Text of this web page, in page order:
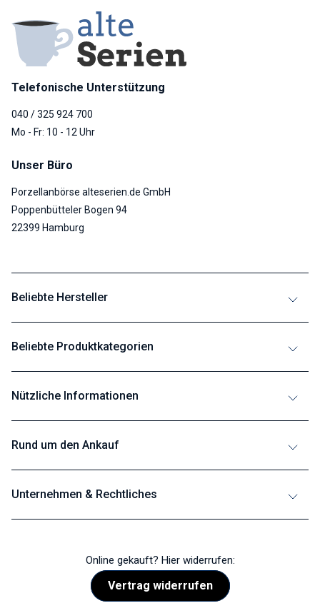
Telefonische Unterstützung
040 / 325 924 700
Mo - Fr: 10 - 12 Uhr
Unser Büro
Porzellanbörse alteserien.de GmbH
Poppenbütteler Bogen 94
22399 Hamburg
Beliebte Hersteller
Beliebte Produktkategorien
Nützliche Informationen
Rund um den Ankauf
Unternehmen & Rechtliches
Online gekauft? Hier widerrufen:
Vertrag widerrufen